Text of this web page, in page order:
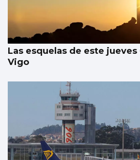
Las esquelas de este
Vigo